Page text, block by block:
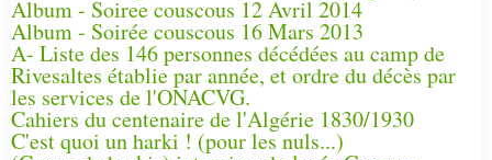
Album - Soiree couscous 12 Avril 2014
Album - Soirée couscous 16 Mars 2013
A- Liste des 146 personnes décédées au camp de
Rivesaltes établie par année, et ordre du décès par
les services de l'ONACVG.
Cahiers du centenaire de l'Algérie 1830/1930
C'est quoi un harki ! (pour les nuls...)